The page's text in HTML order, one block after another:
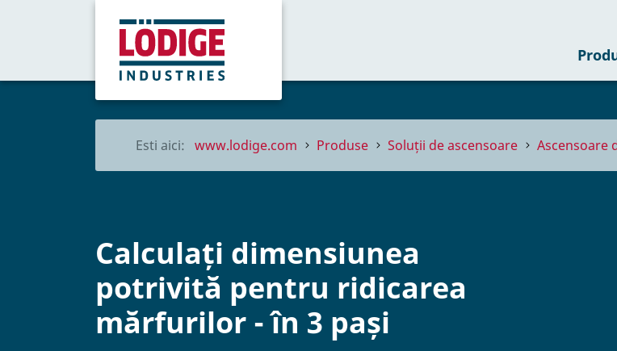
Esti aici: www.lodige.com Produse Soluții de ascensoare Ascensoare
Calculați dimensiunea
potrivită pentru ridicarea
mărfurilor - în 3 pași